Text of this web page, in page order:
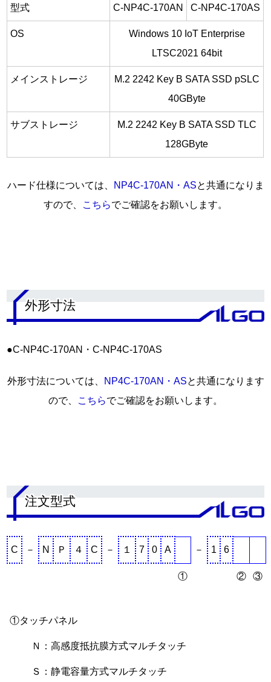
型式 C-NP4C-170AN C-NP4C-170AS
OS
Windows 10 IoT Enterprise
LTSC2021 64bit
メインストレージ
M.2 2242 Key B SATA SSD pSLC
40GByte
サブストレージ
M.2 2242 Key B SATA SSD TLC
128GByte
ハード仕様については、 NP4C-170AN・ASと共通になりま
すので、
こちらでご確認をお願いします。
外形寸法
●C-NP4C-170AN・C-NP4C-170AS
外形寸法については、 NP4C-170AN・ASと共通になります
ので、
こちらでご確認をお願いします。
注文型式
C － N Ｐ ４ C － １ 7 0 A － 1 6
① ② ③
①タッチパネル
Ｎ：高感度抵抗膜方式マルチタッチ
Ｓ：静電容量方式マルチタッチ